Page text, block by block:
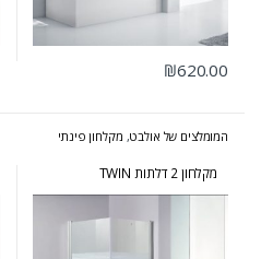
₪620.00
המומלצים של אולבט, מקלחון פינתי
פרופיל ניקל - שקוף פסים מקלחונים
מקלחון 2 דלתות TWIN